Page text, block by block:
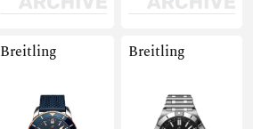
Breitling Breitling